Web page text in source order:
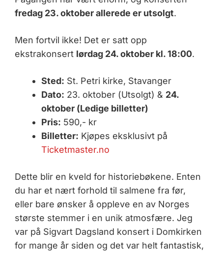
fredag 23. oktober allerede er utsolgt.
Men fortvil ikke! Det er satt opp
ekstrakonsert lørdag 24. oktober kl. 18:00.
Sted: St. Petri kirke, Stavanger
Dato: 23. oktober (Utsolgt) & 24.
oktober (Ledige billetter)
Pris: 590,- kr
Billetter: Kjøpes eksklusivt på
Ticketmaster.no
Dette blir en kveld for historiebøkene. Enten
du har et nært forhold til salmene fra før,
eller bare ønsker å oppleve en av Norges
største stemmer i en unik atmosfære. Jeg
var på Sigvart Dagsland konsert i Domkirken
for mange år siden og det var helt fantastisk,